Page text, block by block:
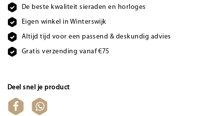
De beste kwaliteit sieraden en horloges
Eigen winkel in Winterswijk
Altijd tijd voor een passend & deskundig advies
Gratis verzending vanaf €75
Deel snel je product